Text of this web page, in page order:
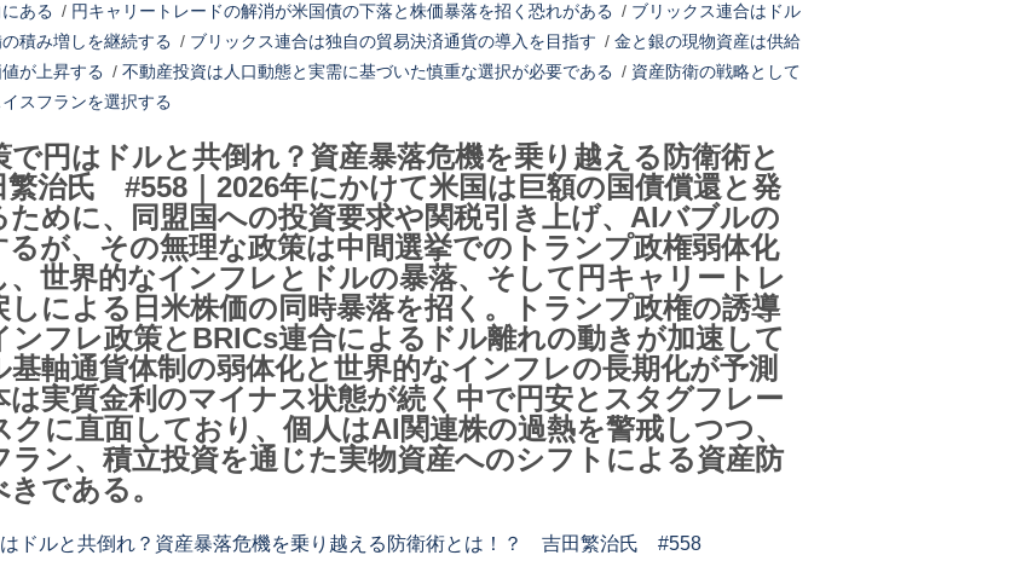
ある / 円キャリートレードの解消が米国債の下落と株価暴落を招く恐れがある / ブリックス連合はドル
積み増しを継続する / ブリックス連合は独自の貿易決済通貨の導入を目指す / 金と銀の現物資産は供給
が上昇する / 不動産投資は人口動態と実需に基づいた慎重な選択が必要である / 資産防衛の戦略として
スフランを選択する
で円はドルと共倒れ？資産暴落危機を乗り越える防衛術と
治氏 #558｜2026年にかけて米国は巨額の国債償還と発
ために、同盟国への投資要求や関税引き上げ、AIバブルの
るが、その無理な政策は中間選挙でのトランプ政権弱体化
、世界的なインフレとドルの暴落、そして円キャリートレ
しによる日米株価の同時暴落を招く。トランプ政権の誘導
ンフレ政策とBRICs連合によるドル離れの動きが加速して
基軸通貨体制の弱体化と世界的なインフレの長期化が予測
は実質金利のマイナス状態が続く中で円安とスタグフレー
クに直面しており、個人はAI関連株の過熱を警戒しつつ、
ラン、積立投資を通じた実物資産へのシフトによる資産防
である。
はドルと共倒れ？資産暴落危機を乗り越える防衛術とは！？ 吉田繁治氏 #558